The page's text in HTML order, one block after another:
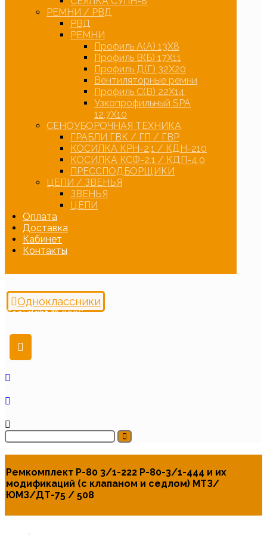
РЕМНИ / РВД
РВД
РЕМНИ
Профиль А(А) 13Х8
Профиль В(Б) 17Х11
Профиль Д(Г) 32Х20
Вентиляторные ремни
Профиль С(В) 22Х14
Узкопрофильный SPA
12,7Х10
СЕНОУБОРОЧНАЯ ТЕХНИКА
ГРАБЛИ ГВК / ГП / ГВР
КОСИЛКА КРН-2,1 / КДН-210
КОСИЛКА КСФ-2,1 / КДП-4,0
ПРЕССПОДБОРЩИКИ
ЦЕПИ / ЗВЕНЬЯ
ЗВЕНЬЯ
ЦЕПИ
Оплата
Доставка
Кабинет
Контакты
Одноклассники
Copyright © 2026
Ремкомплект Р-80 3/1-222 Р-80-3/1-444 и их
модификаций (с клапаном и седлом) МТЗ/
ЮМЗ/ДТ-75 / 508